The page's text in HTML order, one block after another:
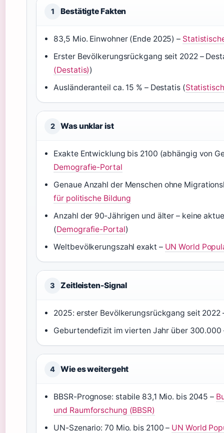
1 Bestätigte Fakten
83,5 Mio. Einwohner (Ende 2025) –
Erster Bevölkerungsrückgang seit 2022 –
(Destatis))
Ausländeranteil ca. 15 % – Destatis (
2 Was unklar ist
Exakte Entwicklung bis 2100 (abhängig von
Demografie-Portal
Genaue Anzahl der Menschen ohne
für politische Bildung
Anzahl der 90‑Jährigen und älter – keine
(Demografie-Portal)
Weltbevölkerungszahl exakt – UN World
3 Zeitleisten-Signal
2025: erster Bevölkerungsrückgang seit 2022
Geburtendefizit im vierten Jahr über 300.000
4 Wie es weitergeht
BBSR-Prognose: stabile 83,1 Mio. bis 2045 –
und Raumforschung (BBSR)
UN-Szenario: 70 Mio. bis 2100 – UN World